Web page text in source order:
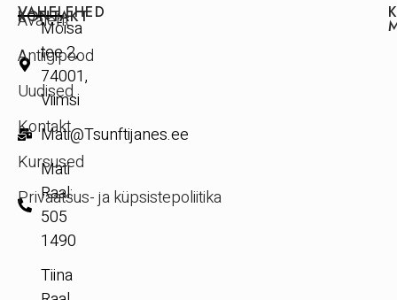
KONTAKT
Mõisa
tee 2,
74001,
Viimsi
Mati@Tsunftijanes.ee
Mati
Raal:
505
1490
Tiina
VAHELEHED
Avaleht
Antiigipood
Uudised
Kontakt
Kursused
Privaatsus- ja küpsistepoliitika